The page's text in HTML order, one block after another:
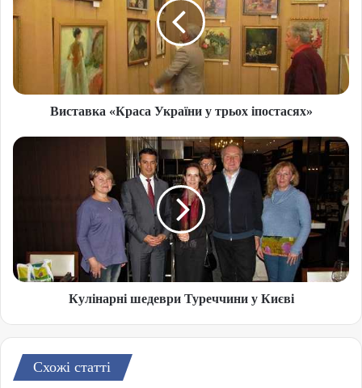
Виставка «Краса України у трьох іпостасях»
Кулінарні шедеври Туреччини у Києві
Схожі статті